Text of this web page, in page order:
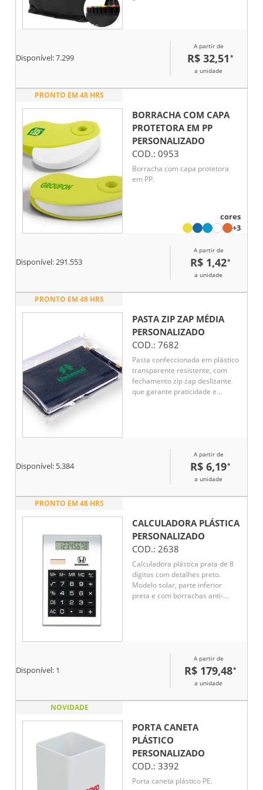
até mesmo em períodos
prolongados. Este é um conjunto
que, através de toda a sua
variedade de cores, traz todas as
pintar, desenhar, escrever ou
marcar textos. Acompanham
bolsa para facilitar o transporte
do kit.
Disponível:7.299
A partir de
R$ 32,51 *
a unidade
PRONTO EM 48 HRS
BORRACHA COM CAPA
PROTETORA EM PP
PERSONALIZADO
COD.: 0953
Borracha com capa protetora
em PP.
cores
+3
Disponível:291.553
A partir de
R$ 1,42*
a unidade
PRONTO EM 48 HRS
PASTA ZIP ZAP MÉDIA
PERSONALIZADO
COD.: 7682
Pasta confeccionada em plástico
transparente resistente, com
fechamento zip zap deslizante
que garante praticidade e
Disponível: 5.384
A partir de
R$ 6,19*
a unidade
PRONTO EM 48 HRS
CALCULADORA PLÁSTICA
PERSONALIZADO
COD.: 2638
Calculadora plástica prata de 8
dígitos com detalhes preto.
Modelo solar, parte inferior
preta e com borrachas anti-
Disponível: 1
A partir de
R$ 179,48*
a unidade
NOVIDADE
PORTA CANETA
PLÁSTICO
PERSONALIZADO
COD.: 3392
Porta caneta plástico PE.